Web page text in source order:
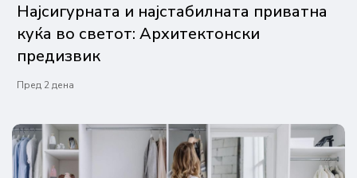
Најсигурната и најстабилната приватна
куќа во светот: Архитектонски
предизвик
Пред 2 дена